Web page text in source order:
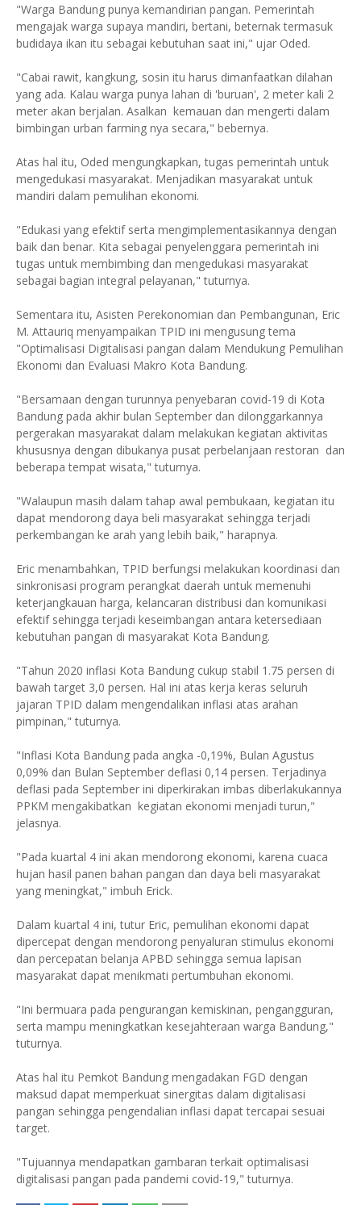
"Warga Bandung punya kemandirian pangan. Pemerintah
mengajak warga supaya mandiri, bertani, beternak termasuk
budidaya ikan itu sebagai kebutuhan saat ini," ujar Oded.
"Cabai rawit, kangkung, sosin itu harus dimanfaatkan dilahan
yang ada. Kalau warga punya lahan di 'buruan', 2 meter kali 2
meter akan berjalan. Asalkan kemauan dan mengerti dalam
bimbingan urban farming nya secara," bebernya.
Atas hal itu, Oded mengungkapkan, tugas pemerintah untuk
mengedukasi masyarakat. Menjadikan masyarakat untuk
mandiri dalam pemulihan ekonomi.
"Edukasi yang efektif serta mengimplementasikannya dengan
baik dan benar. Kita sebagai penyelenggara pemerintah ini
tugas untuk membimbing dan mengedukasi masyarakat
sebagai bagian integral pelayanan," tuturnya.
Sementara itu, Asisten Perekonomian dan Pembangunan, Eric
M. Attauriq menyampaikan TPID ini mengusung tema
"Optimalisasi Digitalisasi pangan dalam Mendukung Pemulihan
Ekonomi dan Evaluasi Makro Kota Bandung.
"Bersamaan dengan turunnya penyebaran covid-19 di Kota
Bandung pada akhir bulan September dan dilonggarkannya
pergerakan masyarakat dalam melakukan kegiatan aktivitas
khususnya dengan dibukanya pusat perbelanjaan restoran dan
beberapa tempat wisata," tuturnya.
"Walaupun masih dalam tahap awal pembukaan, kegiatan itu
dapat mendorong daya beli masyarakat sehingga terjadi
perkembangan ke arah yang lebih baik," harapnya.
Eric menambahkan, TPID berfungsi melakukan koordinasi dan
sinkronisasi program perangkat daerah untuk memenuhi
keterjangkauan harga, kelancaran distribusi dan komunikasi
efektif sehingga terjadi keseimbangan antara ketersediaan
kebutuhan pangan di masyarakat Kota Bandung.
"Tahun 2020 inflasi Kota Bandung cukup stabil 1.75 persen di
bawah target 3,0 persen. Hal ini atas kerja keras seluruh
jajaran TPID dalam mengendalikan inflasi atas arahan
pimpinan," tuturnya.
"Inflasi Kota Bandung pada angka -0,19%, Bulan Agustus
0,09% dan Bulan September deflasi 0,14 persen. Terjadinya
deflasi pada September ini diperkirakan imbas diberlakukannya
PPKM mengakibatkan kegiatan ekonomi menjadi turun,"
jelasnya.
"Pada kuartal 4 ini akan mendorong ekonomi, karena cuaca
hujan hasil panen bahan pangan dan daya beli masyarakat
yang meningkat," imbuh Erick.
Dalam kuartal 4 ini, tutur Eric, pemulihan ekonomi dapat
dipercepat dengan mendorong penyaluran stimulus ekonomi
dan percepatan belanja APBD sehingga semua lapisan
masyarakat dapat menikmati pertumbuhan ekonomi.
"Ini bermuara pada pengurangan kemiskinan, pengangguran,
serta mampu meningkatkan kesejahteraan warga Bandung,"
tuturnya.
Atas hal itu Pemkot Bandung mengadakan FGD dengan
maksud dapat memperkuat sinergitas dalam digitalisasi
pangan sehingga pengendalian inflasi dapat tercapai sesuai
target.
"Tujuannya mendapatkan gambaran terkait optimalisasi
digitalisasi pangan pada pandemi covid-19," tuturnya.